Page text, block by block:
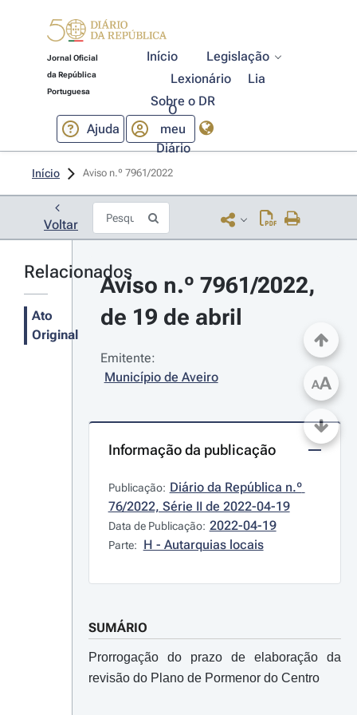
Jornal Oficial
da República
Portuguesa
Início
Legislação
Lexionário
Lia
Sobre o DR
Ajuda
O
meu
Diário
Início Aviso n.º 7961/2022
Voltar
Relacionados
Ato
Original
Aviso n.º 7961/2022,
de 19 de abril
Emitente:
Município de Aveiro
Informação da publicação
Publicação: Diário da República n.º
76/2022, Série II de 2022-04-19
Data de Publicação: 2022-04-19
Parte: H - Autarquias locais
SUMÁRIO
Prorrogação do prazo de elaboração da
revisão do Plano de Pormenor do Centro
AA